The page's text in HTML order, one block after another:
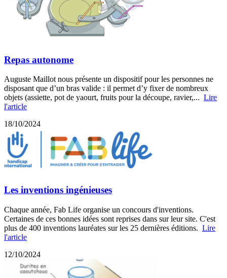
Repas autonome
Auguste Maillot nous présente un dispositif pour les personnes ne
disposant que d’un bras valide : il permet d’y fixer de nombreux
objets (assiette, pot de yaourt, fruits pour la découpe, ravier,... Lire
l'article
18/10/2024
Les inventions ingénieuses
Chaque année, Fab Life organise un concours d'inventions.
Certaines de ces bonnes idées sont reprises dans sur leur site. C'est
plus de 400 inventions lauréates sur les 25 dernières éditions. Lire
l'article
12/10/2024